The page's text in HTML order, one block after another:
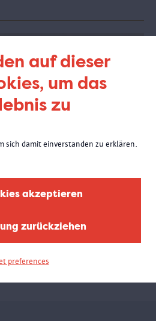
auf dieser
um das
zu
sich damit einverstanden zu erklären.
akzeptieren
zurückziehen
preferences
unter anderem Poster, Fotos,